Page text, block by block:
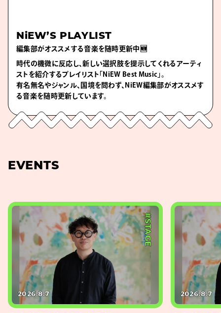
NiEW’S PLAYLIST
編集部がオススメする音楽を随時更新中🆕
時代の機微に反応し、新しい選択肢を提示してくれるアーティ
ストを紹介するプレイリスト「NiEW Best Music」。
有名無名やジャンル、国境を問わず、NiEW編集部がオススメす
る音楽を随時更新しています。
EVENTS
#STAGE
2026.8.7 2026.8.7